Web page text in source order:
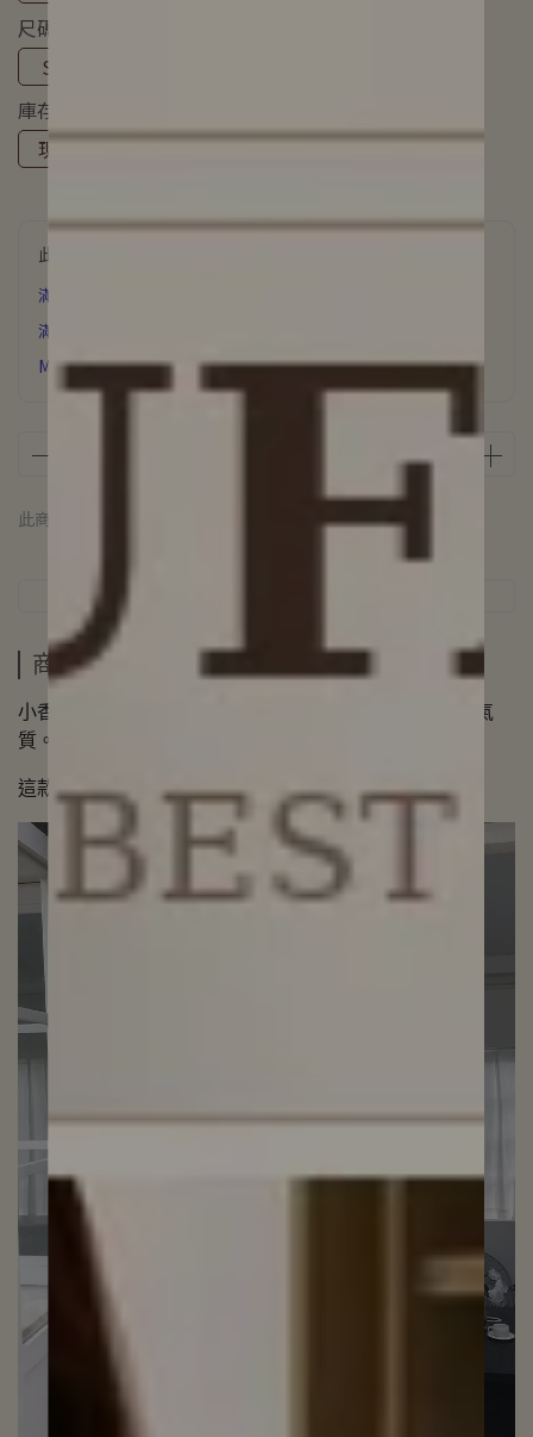
尺碼
S
庫存
現貨
預購
此商品參與的優惠活動
滿6000元 贈 氣質飾品
滿3500元贈 星辰誓約項鍊
MUFAN浪漫花園香氛片下單即贈
此商品 「 最高 」可以折抵紅利 點 (約等於NT$10,000
商品介紹
商品介紹
小香風鑽飾細節結合鏤空設計，展現高貴與俐落並存的氣
質。
這款連身裙修飾身形比例，凸顯千金般的優雅格調。